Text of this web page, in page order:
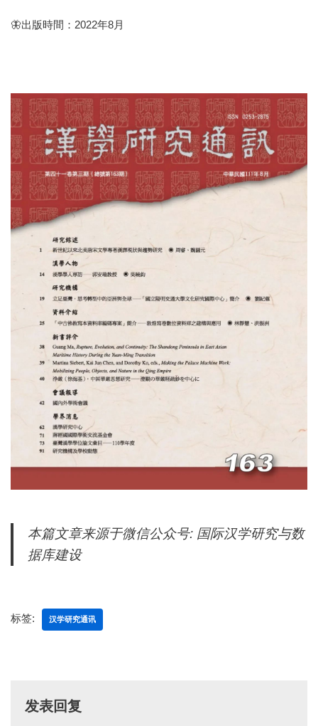
🦋出版時間：2022年8月
本篇文章来源于微信公众号: 国际汉学研究与数
据库建设
标签: 汉学研究通讯
发表回复